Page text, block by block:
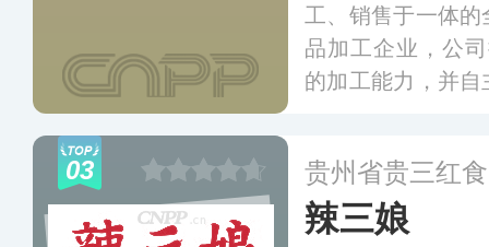
工、销售于一体
品加工企业，公
的加工能力，并
的KA类卖场和连
03 贵州省贵三红
辣三娘